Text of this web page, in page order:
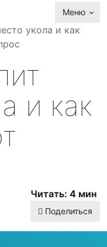
Меню
укола и как
и как
Читать: 4 мин
Поделиться